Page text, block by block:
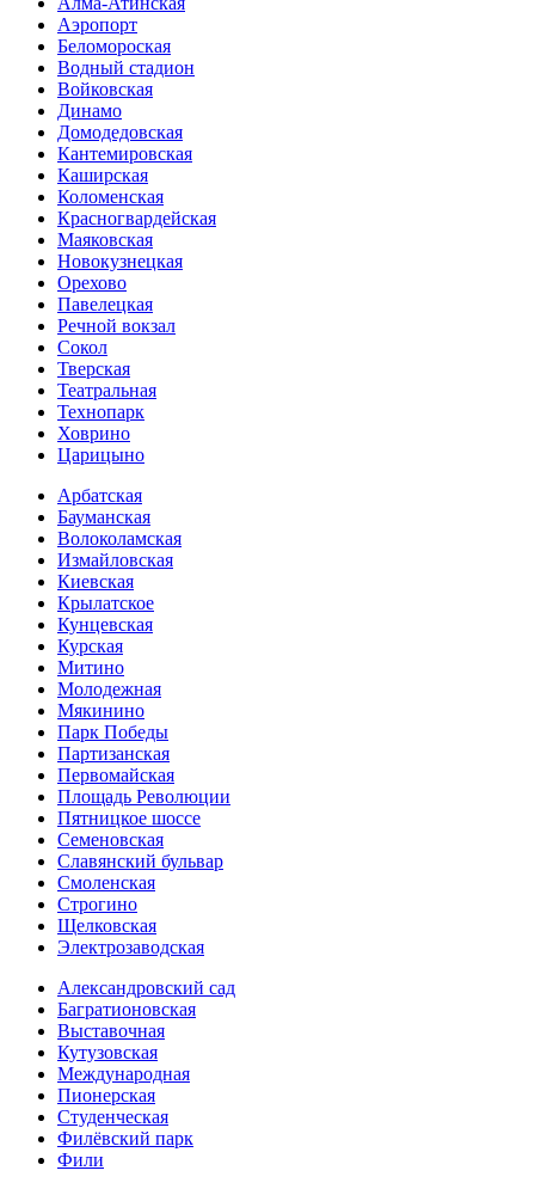
Аэропорт
Беломороская
Водный стадион
Войковская
Динамо
Домоде­довская
Кантеми­ровская
Каширская
Коломенская
Красногвар­дейская
Маяковская
Новокузнецкая
Орехово
Павелецкая
Речной вокзал
Сокол
Тверская
Театральная
Технопарк
Ховрино
Царицыно
Арбатская
Бауманская
Волоколамская
Измайловская
Киевская
Крылатское
Кунцевская
Курская
Митино
Молодежная
Мякинино
Парк Победы
Партизанская
Первомайская
Площадь Революции
Пятницкое шоссе
Семеновская
Славянский бульвар
Смоленская
Строгино
Щелковская
Электро­заводская
Александ­ровский сад
Багратионовская
Выставочная
Кутузовская
Международная
Пионерская
Студенческая
Филёвский парк
Фили